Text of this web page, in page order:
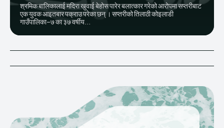
श्रमिक बालिकालाई मदिरा खुवाई बेहोस पारेर बलात्कार गरेको आरोपमा सप्तरीबाट
एक युवक आइतबार पक्राउ परेका छन् । सप्तरीको तिलाठी कोइलाडी
गाउँपालिका–७ का ३७ वर्षीय...